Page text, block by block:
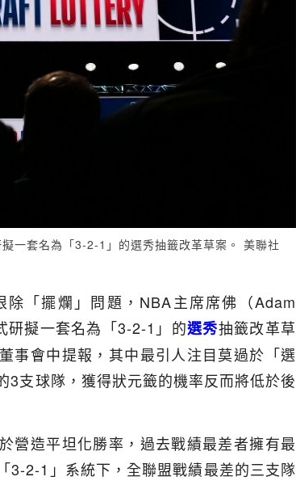
一套名為「3-2-1」的選秀抽籤改革草案。 美聯社
「擺爛」問題，NBA主席席佛（Adam
研擬一套名為「3-2-1」的選秀抽籤改革草
事會中提報，其中最引人注目莫過於「選
3支球隊，獲得狀元籤的機率反而將低於後
營造平坦化勝率，過去戰績最差者擁有最
3-2-1」系統下，全聯盟戰績最差的三支隊